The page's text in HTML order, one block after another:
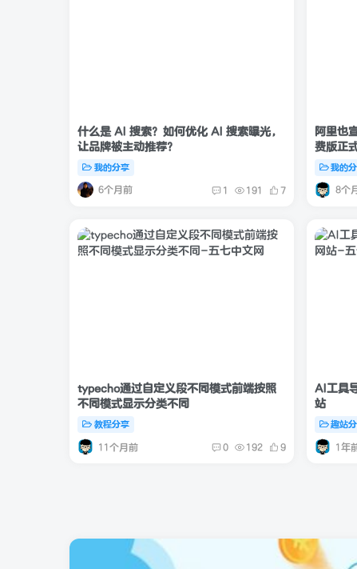
什么是 AI 搜索？如何优化 AI 搜索曝光，
让品牌被主动推荐？
我的分享
6个月前 1 191 7
阿里也
费版正
我的
8个
typecho通过自定义段不同模式前端按照
不同模式显示分类不同
教程分享
11个月前 0 192 9
AI工具
站
趣站
1年